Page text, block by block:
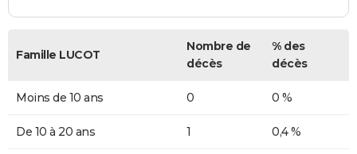
Famille LUCOT
Nombre de
décès
% des
décès
Moins de 10 ans 0 0 %
De 10 à 20 ans 1 0,4 %